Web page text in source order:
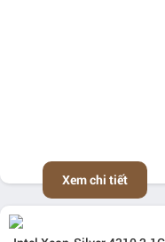
Xem chi tiết